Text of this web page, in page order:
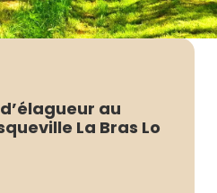
au
La Bras Lo